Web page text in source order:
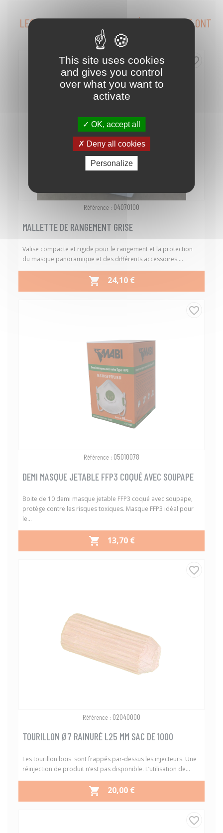
LES CLIENTS QUI ONT ACHETÉ CE PRODUIT ONT
ÉGALEMENT ACHETÉ...
Référence : 04070100
MALLETTE DE RANGEMENT GRISE
Valise compacte et rigide pour le rangement et la protection
du masque panoramique et des différents accessoires....
 PRIX
24,10 €
favorite_border
Référence : 05010078
DEMI MASQUE JETABLE FFP3 COQUÉ AVEC SOUPAPE
Boite de 10 demi masque jetable FFP3 coqué avec soupape,
protège contre les risques toxiques. Masque FFP3 idéal pour
le...
 PRIX
13,70 €
favorite_border
Référence : 02040000
TOURILLON Ø7 RAINURÉ L25 MM SAC DE 1000
Les tourillon bois sont frappés par-dessus les injecteurs. Une
réinjection de produit n’est pas disponible. L’utilisation de...
 PRIX
20,00 €
favorite_border
favorite_border
This site uses cookies
and gives you control
over what you want to
activate
OK, accept all
Deny all cookies
Personalize